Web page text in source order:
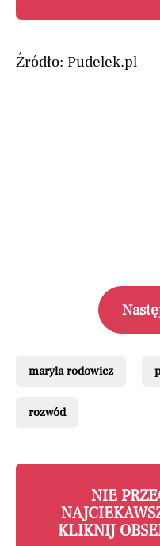
Źródło: Pudelek.pl
maryla rodowicz
rozwód
NIE
KLIKNIJ